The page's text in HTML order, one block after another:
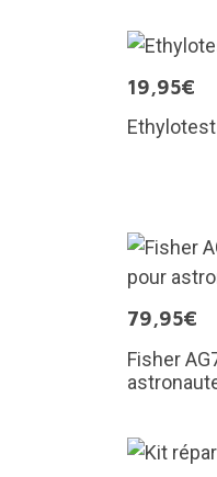
19,95€
79,95€
Fisher